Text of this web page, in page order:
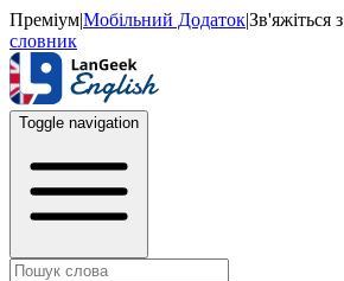
Преміум|Мобільний Додаток|Зв'яжіться
словник
Toggle navigation